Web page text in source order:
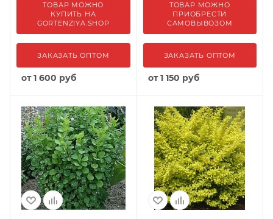
ТОВАР МОЖНО
КУПИТЬ НА
GORTENZIYA.SHOP
ЗАКАЗАТЬ ОПТОМ
от1 600 руб
ТОВАР МОЖНО
ПРИОБРЕСТИ
САМОВЫВОЗОМ
ЗАКАЗАТЬ ОПТОМ
от1 150 руб